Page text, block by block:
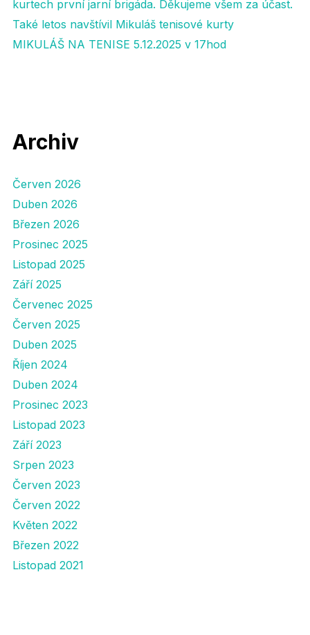
kurtech první jarní brigáda. Děkujeme všem za účast.
Také letos navštívil Mikuláš tenisové kurty
MIKULÁŠ NA TENISE 5.12.2025 v 17hod
Archiv
Červen 2026
Duben 2026
Březen 2026
Prosinec 2025
Listopad 2025
Září 2025
Červenec 2025
Červen 2025
Duben 2025
Říjen 2024
Duben 2024
Prosinec 2023
Listopad 2023
Září 2023
Srpen 2023
Červen 2023
Červen 2022
Květen 2022
Březen 2022
Listopad 2021